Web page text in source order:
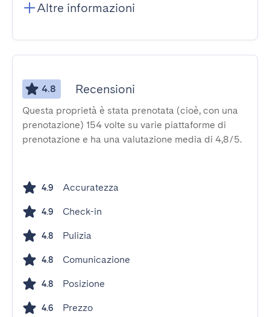
Altre informazioni
4.8 Recensioni
Questa proprietà è stata prenotata (cioè, con una
prenotazione) 154 volte su varie piattaforme di
prenotazione e ha una valutazione media di 4,8/5.
4.9 Accuratezza
4.9 Check-in
4.8 Pulizia
4.8 Comunicazione
4.8 Posizione
4.6 Prezzo